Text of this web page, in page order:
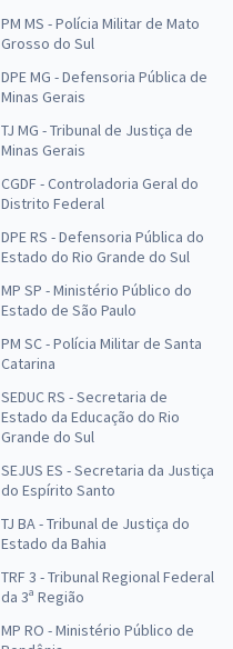
PM MS - Polícia Militar de Mato
Grosso do Sul
DPE MG - Defensoria Pública de
Minas Gerais
TJ MG - Tribunal de Justiça de
Minas Gerais
CGDF - Controladoria Geral do
Distrito Federal
DPE RS - Defensoria Pública do
Estado do Rio Grande do Sul
MP SP - Ministério Público do
Estado de São Paulo
PM SC - Polícia Militar de Santa
Catarina
SEDUC RS - Secretaria de
Estado da Educação do Rio
Grande do Sul
SEJUS ES - Secretaria da Justiça
do Espírito Santo
TJ BA - Tribunal de Justiça do
Estado da Bahia
TRF 3 - Tribunal Regional Federal
da 3ª Região
MP RO - Ministério Público de